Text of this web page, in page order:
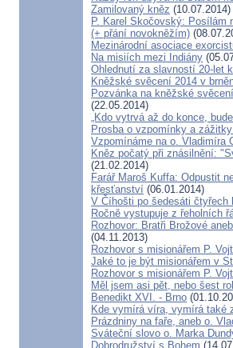
Zamilovaný kněz (10.07.2014)
P. Karel Skočovský: Posílám
(+ přání novokněžím)
Mezinárodní asociace
Na misiích mezi Indiány
Ohlednutí za slavností 20-let
Kněžské svěcení 2014 v
Pozvánka na kněžské
(22.05.2014)
„Kdo vytrvá až do konce,
Prosba o vzpomínky a
Vzpomínáme na o. Vladimíra
Kněz počatý při znásilnění:
(21.02.2014)
Farář Maroš Kuffa: Odpustit
křesťanství (06.01.2014)
V Číhošti po šedesáti čtyřech
Ročně vystupuje z řeholních
Rozhovor: Bratři Brožové
(04.11.2013)
Rozhovor s misionářem P.
Jaké to je být misionářem v
Rozhovor s misionářem P.
Měl jsem asi pět, nebo šest
Benedikt XVI. - Brno
Kde vymírá víra, vymírá také
Prázdniny na faře, aneb o.
Sváteční slovo o. Marka
Dobrodružství s Bohem